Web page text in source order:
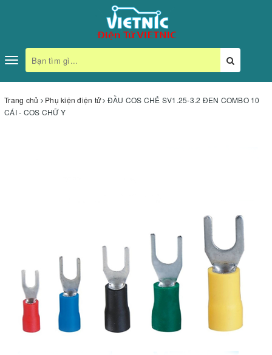
Toggle
navigation
Trang chủ Phụ kiện điện tử
ĐẦU COS CHẺ SV1.25-3.2 ĐEN COMBO 10
CÁI - COS CHỮ Y